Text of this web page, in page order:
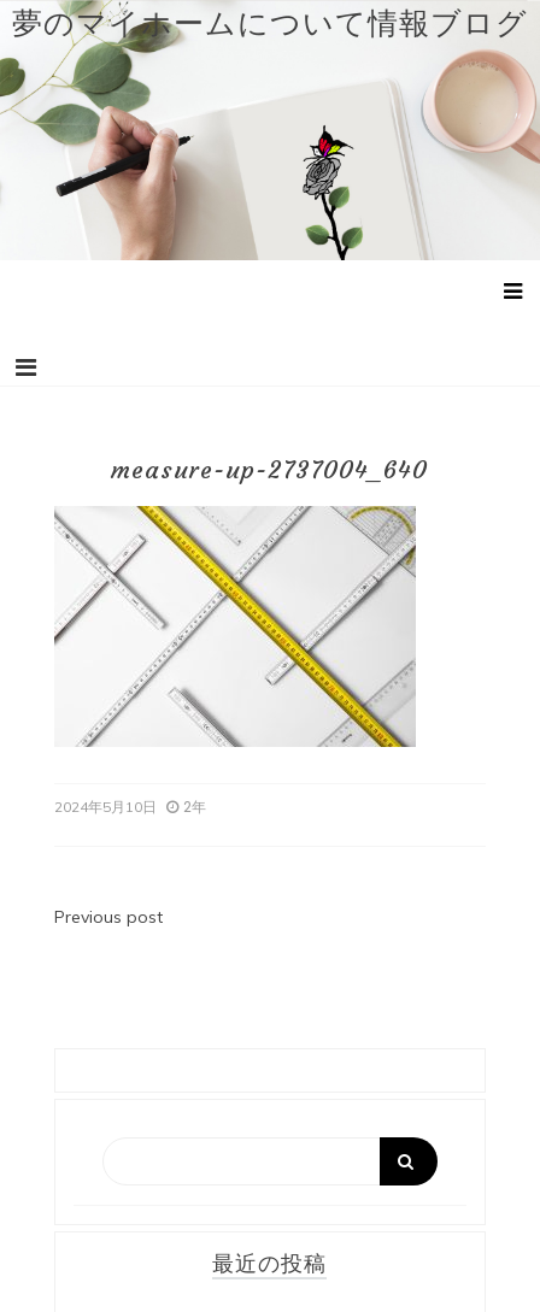
コ
ン
テ
ン
ツ
キ
夢のマイホームについて情報ブログ
measure-up-2737004_640
2024年5月10日 2年
投
Previous post
最近の投稿